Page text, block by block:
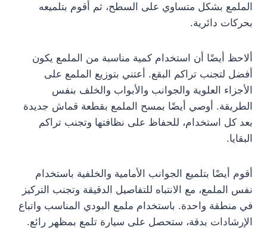
الملمع بشكل متساوي على السطح، ثم أقوم بتلميعه
بحركات دائرية.
ألاحظ أيضًا أن استخدام كمية مناسبة من الملمع يكون
أفضل لتجنب تراكم البقع. أعتني بتوزيع الملمع على
الأجزاء العلوية والجوانب والأبواب والخلف بنفس
الطريقة. أوصي أيضًا بمسح الملمع بقطعة قماش جديدة
بعد كل استخدام، للحفاظ على نظافتها وتجنب تراكم
البقايا.
أقوم أيضًا بتلميع الجوانب الأمامية والخلفية باستخدام
نفس الملمع، مع الانتباه للتفاصيل الدقيقة وتجنب التركيز
في منطقة واحدة. باستخدام ملمع البودي المناسب واتباع
الإرشادات بدقة، ستحصل على سيارة تلمع بمظهر رائع.